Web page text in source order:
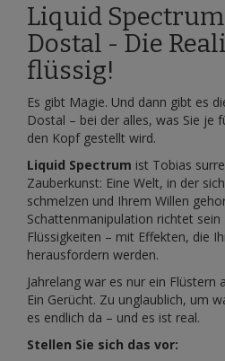
Liquid
Dostal - Die
flüssig!
Es gibt Magie. Und dann gibt es
Dostal – bei der alles, was Sie je
den Kopf gestellt wird.
Liquid Spectrum ist Tobias
Zauberkunst: Eine Welt, in der
schmelzen und Ihrem Willen
Schattenmanipulation richtet
Flüssigkeiten – mit Effekten, die
herausfordern werden.
Jahrelang war es nur ein Flüstern
Ein Gerücht. Zu unglaublich, um
es endlich da – und es ist real.
Stellen Sie sich das vor: